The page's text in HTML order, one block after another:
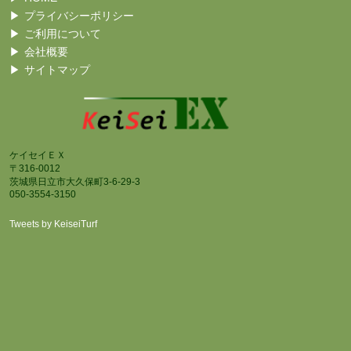
プライバシーポリシー
ご利用について
会社概要
サイトマップ
ケイセイＥＸ
〒316-0012
茨城県日立市大久保町3-6-29-3
050-3554-3150
Tweets by KeiseiTurf